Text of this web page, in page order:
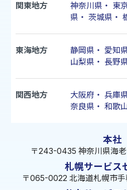
関東地方 神奈川県 ・ 東
県 ・ 茨城県 ・
東海地方 静岡県 ・ 愛知
山梨県 ・ 長野
関西地方 大阪府 ・ 兵庫
奈良県 ・ 和歌
本社
〒243-0435 神奈川県海
札幌サービス
〒065-0022 北海道札幌市